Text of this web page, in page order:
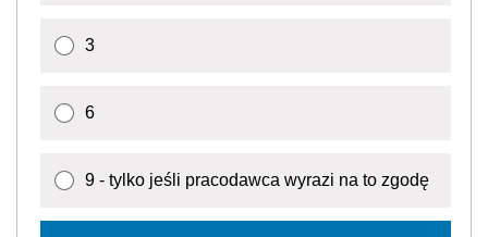
3
6
9 - tylko jeśli pracodawca wyrazi na to zgodę